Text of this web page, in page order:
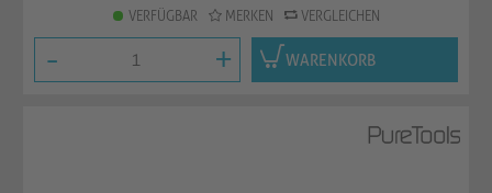
VERFÜGBAR MERKEN VERGLEICHEN
- + WARENKORB